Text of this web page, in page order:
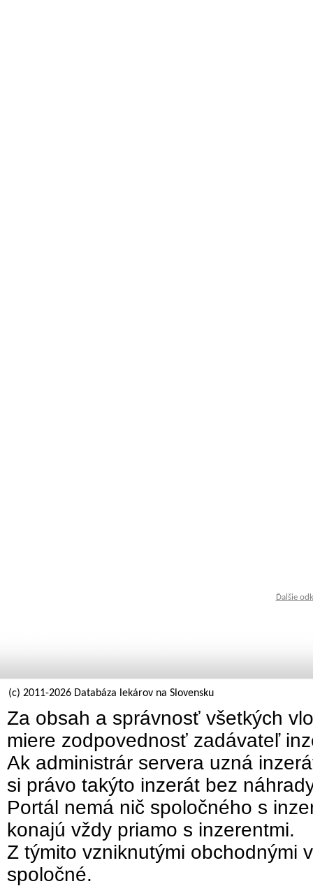
Ďalšie
(c) 2011-2026 Databáza lekárov na Slovensku
Za obsah a správnosť všetkých
miere zodpovednosť zadávateľ
Ak administrár servera uzná
si právo takýto inzerát bez
Portál nemá nič spoločného s
konajú vždy priamo s inzerentmi.
Z týmito vzniknutými obchodnými
spoločné.